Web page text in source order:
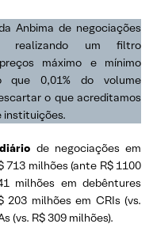
Anbima de negociações
realizando um filtro
máximo e mínimo
que 0,01% do volume
o que acreditamos
instituições.
de negociações em
713 milhões (ante R$ 1100
milhões em debêntures
203 milhões em CRIs (vs.
(vs. R$ 309 milhões).